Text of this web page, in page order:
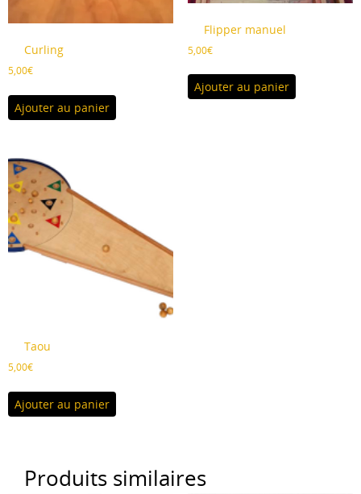
Curling
5,00€
Ajouter au panier
Flipper manuel
5,00€
Ajouter au panier
Taou
5,00€
Ajouter au panier
Produits similaires